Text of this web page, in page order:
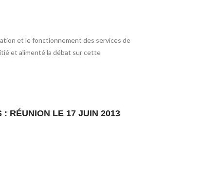
et le fonctionnement des services de
et alimenté la débat sur cette
: RÉUNION LE 17 JUIN 2013